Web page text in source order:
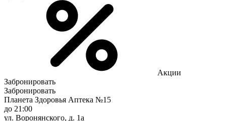
Акции
Забронировать
Забронировать
Планета Здоровья Аптека №15
до 21:00
ул. Воронянского, д. 1а